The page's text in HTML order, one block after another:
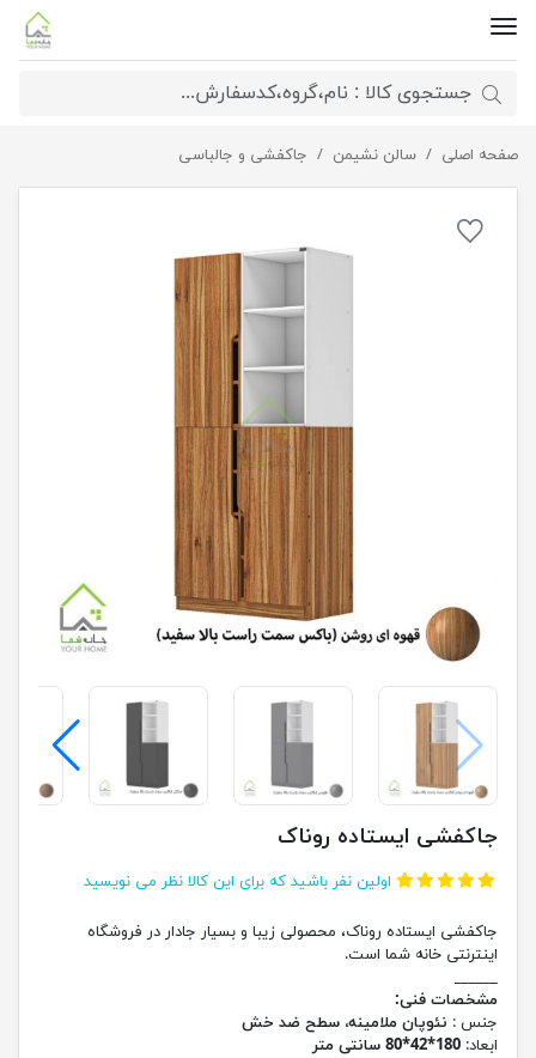
صفحه اصلی سالن نشیمن جاکفشی و جالباسی جاکفشی ایستاده روناک
جاکفشی ایستاده روناک
اولین نفر باشید که برای این کالا نظر می نویسید
جاکفشی ایستاده روناک، محصولی زیبا و بسیار جادار در فروشگاه
اینترنتی خانه شما است.
______
مشخصات فنی:
جنس : نئوپان ملامینه، سطح ضد خش
ابعاد: 180*42*80 سانتی متر